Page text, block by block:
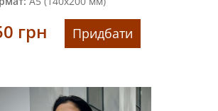
грн Придбати